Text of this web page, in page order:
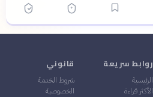
روابط سريعة
الرئيسية
الأكثر قراءة
قانوني
شروط الخدمة
الخصوصية